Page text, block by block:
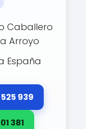
Caballero
Arroyo
España
939
381